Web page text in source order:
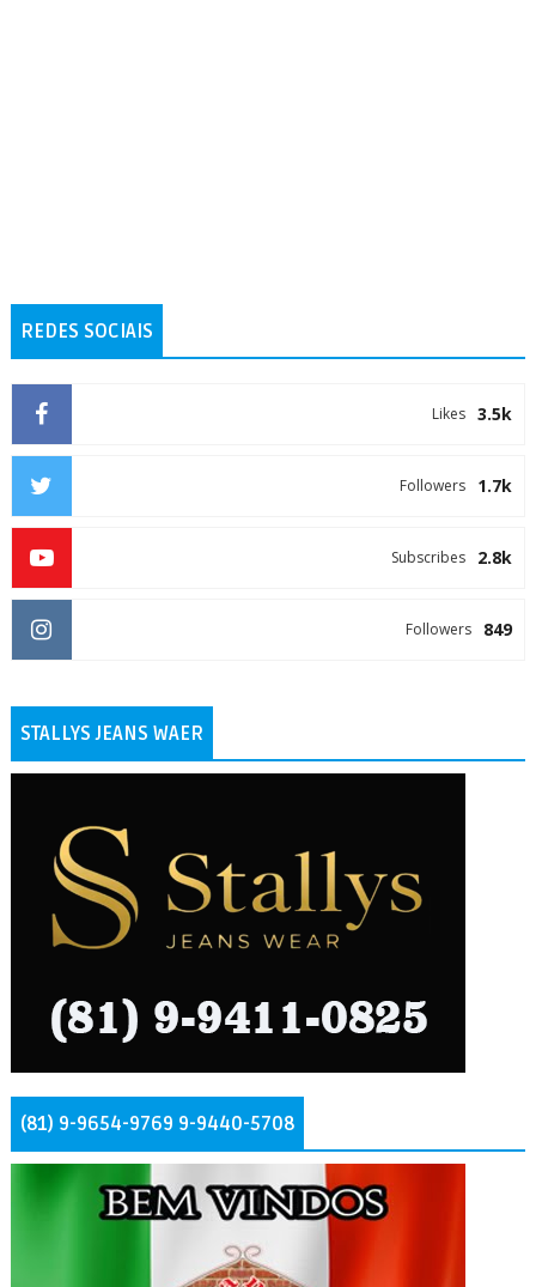
REDES SOCIAIS
3.5k
Likes
1.7k
Followers
2.8k
Subscribes
849
Followers
STALLYS JEANS WAER
(81) 9-9654-9769 9-9440-5708